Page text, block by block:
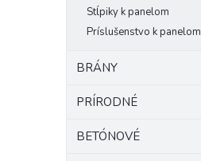
Stĺpiky k panelom
Príslušenstvo k panelom
BRÁNY
PRÍRODNÉ
BETÓNOVÉ